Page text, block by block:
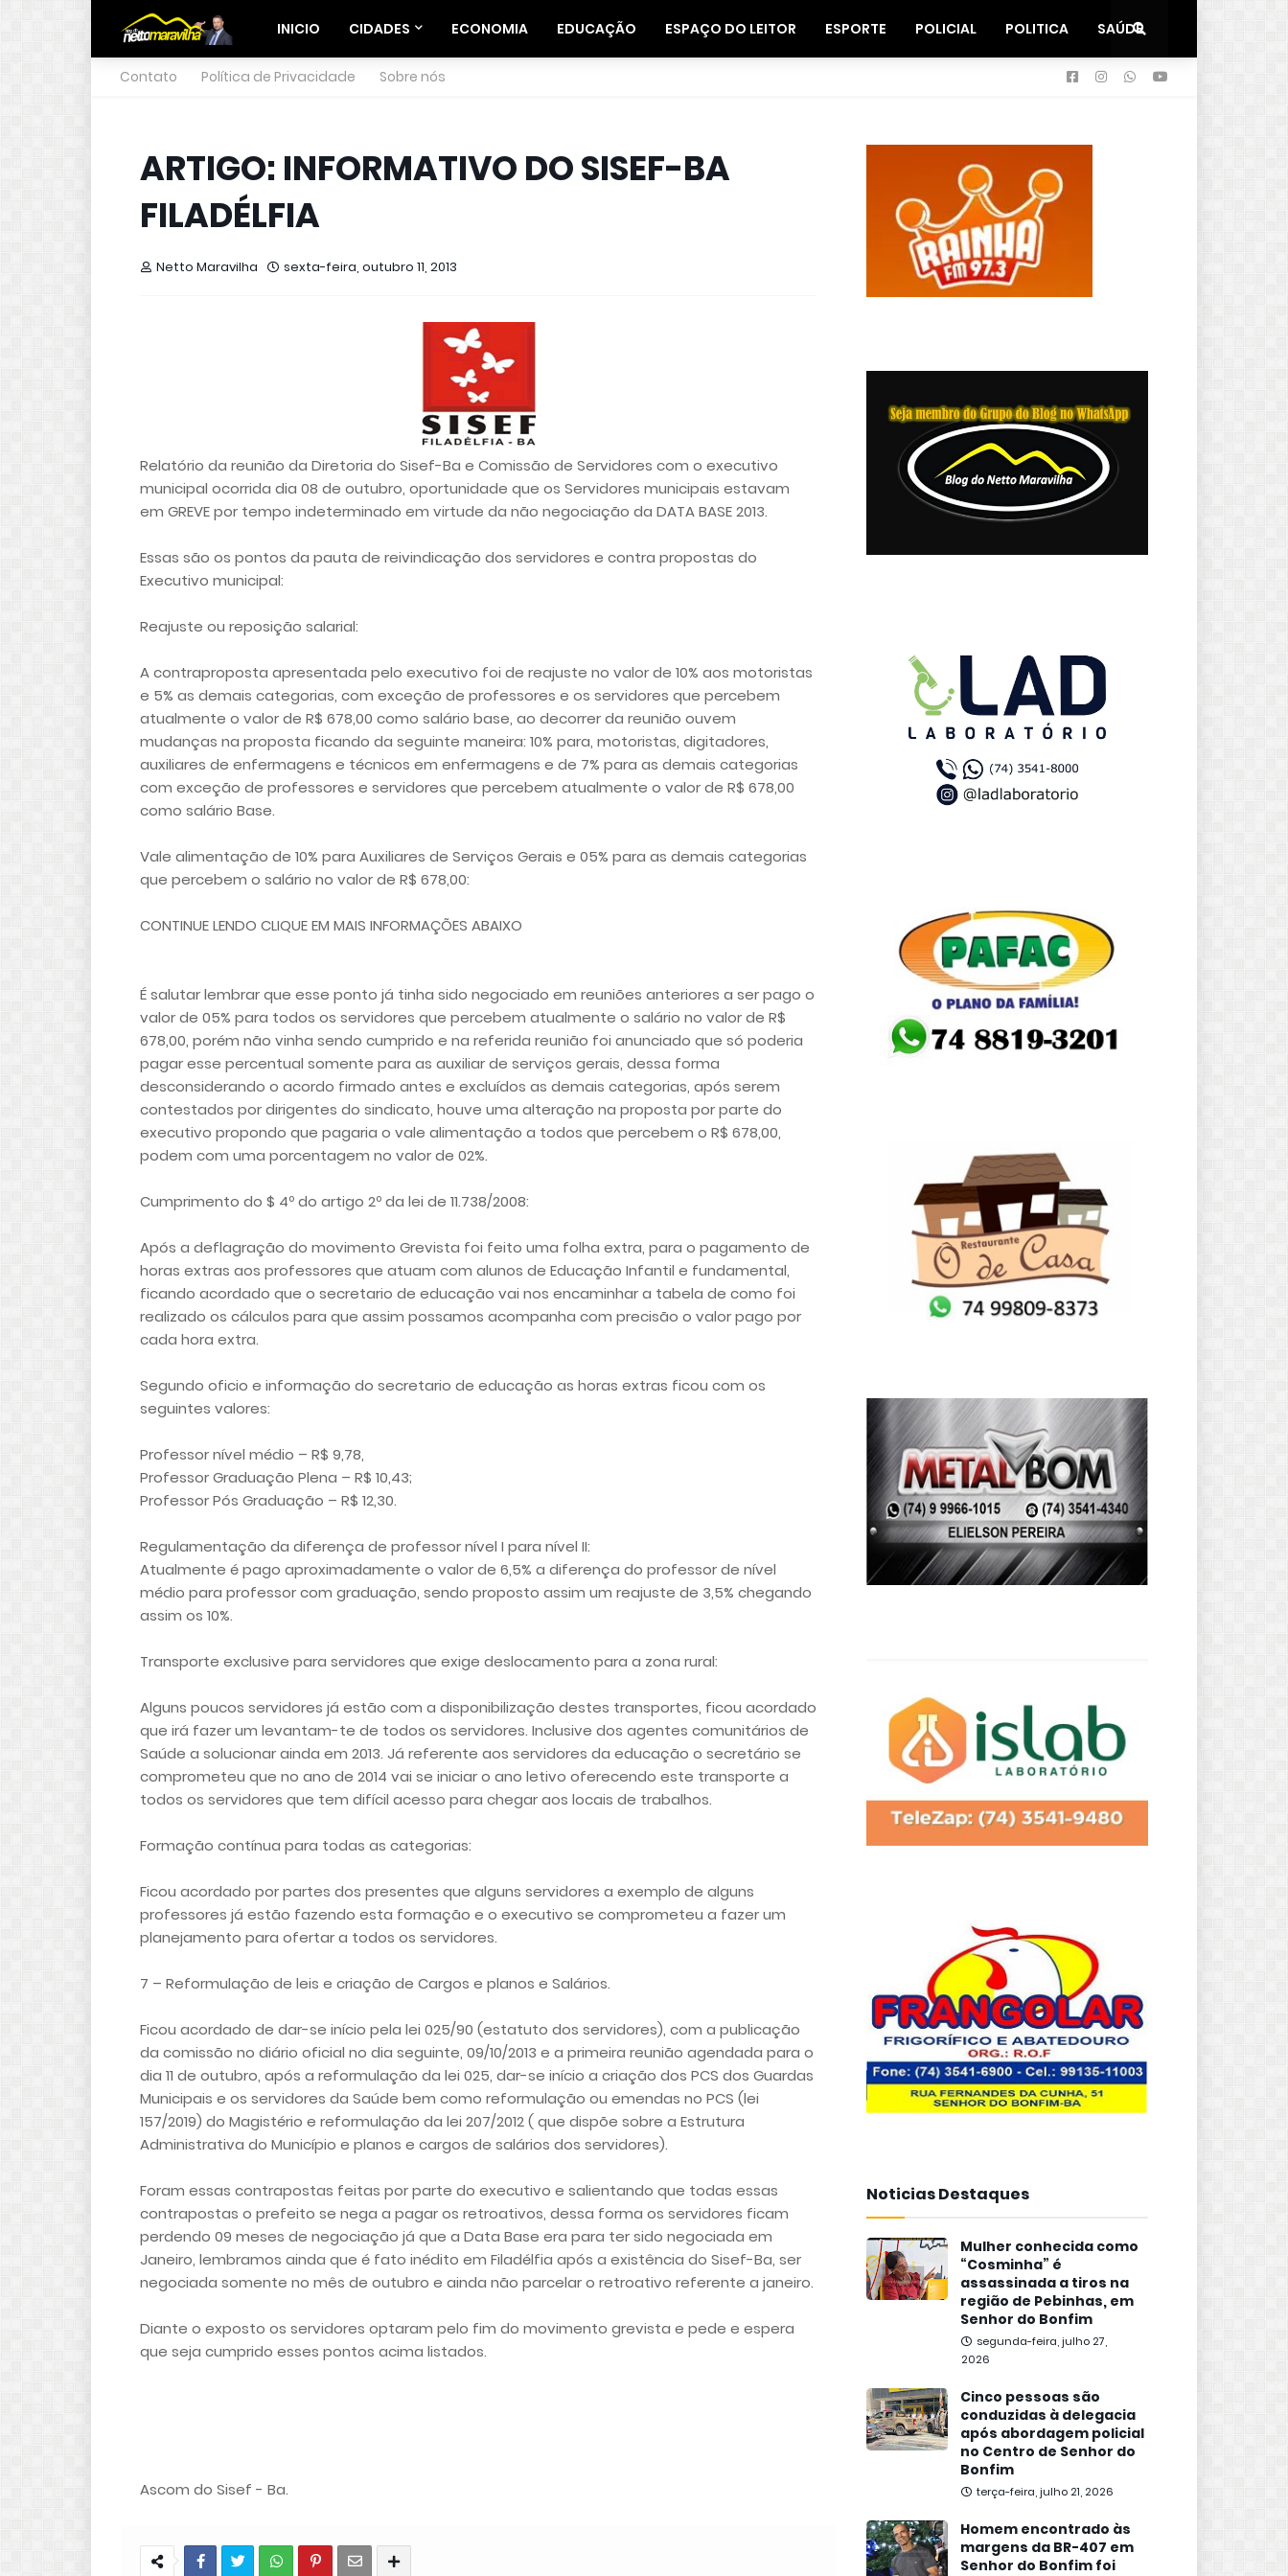
INICIO CIDADES ECONOMIA EDUCAÇÃO ESPAÇO DO LEITOR ESPORTE POLICIAL POLITICA SAÚDE
Contato Política de Privacidade Sobre nós
ARTIGO: INFORMATIVO DO SISEF-BA
FILADÉLFIA
Netto Maravilha sexta-feira, outubro 11, 2013
Relatório da reunião da Diretoria do Sisef-Ba e Comissão de Servidores com o executivo
municipal ocorrida dia 08 de outubro, oportunidade que os Servidores municipais estavam
em GREVE por tempo indeterminado em virtude da não negociação da DATA BASE 2013.
Essas são os pontos da pauta de reivindicação dos servidores e contra propostas do
Executivo municipal:
Reajuste ou reposição salarial:
A contraproposta apresentada pelo executivo foi de reajuste no valor de 10% aos motoristas
e 5% as demais categorias, com exceção de professores e os servidores que percebem
atualmente o valor de R$ 678,00 como salário base, ao decorrer da reunião ouvem
mudanças na proposta ficando da seguinte maneira: 10% para, motoristas, digitadores,
auxiliares de enfermagens e técnicos em enfermagens e de 7% para as demais categorias
com exceção de professores e servidores que percebem atualmente o valor de R$ 678,00
como salário Base.
Vale alimentação de 10% para Auxiliares de Serviços Gerais e 05% para as demais categorias
que percebem o salário no valor de R$ 678,00:
CONTINUE LENDO CLIQUE EM MAIS INFORMAÇÕES ABAIXO
É salutar lembrar que esse ponto já tinha sido negociado em reuniões anteriores a ser pago o
valor de 05% para todos os servidores que percebem atualmente o salário no valor de R$
678,00, porém não vinha sendo cumprido e na referida reunião foi anunciado que só poderia
pagar esse percentual somente para as auxiliar de serviços gerais, dessa forma
desconsiderando o acordo firmado antes e excluídos as demais categorias, após serem
contestados por dirigentes do sindicato, houve uma alteração na proposta por parte do
executivo propondo que pagaria o vale alimentação a todos que percebem o R$ 678,00,
podem com uma porcentagem no valor de 02%.
Cumprimento do $ 4º do artigo 2º da lei de 11.738/2008:
Após a deflagração do movimento Grevista foi feito uma folha extra, para o pagamento de
horas extras aos professores que atuam com alunos de Educação Infantil e fundamental,
ficando acordado que o secretario de educação vai nos encaminhar a tabela de como foi
realizado os cálculos para que assim possamos acompanha com precisão o valor pago por
cada hora extra.
Segundo oficio e informação do secretario de educação as horas extras ficou com os
seguintes valores:
Professor nível médio – R$ 9,78,
Professor Graduação Plena – R$ 10,43;
Professor Pós Graduação – R$ 12,30.
Regulamentação da diferença de professor nível I para nível II:
Atualmente é pago aproximadamente o valor de 6,5% a diferença do professor de nível
médio para professor com graduação, sendo proposto assim um reajuste de 3,5% chegando
assim os 10%.
Transporte exclusive para servidores que exige deslocamento para a zona rural:
Alguns poucos servidores já estão com a disponibilização destes transportes, ficou acordado
que irá fazer um levantam-te de todos os servidores. Inclusive dos agentes comunitários de
Saúde a solucionar ainda em 2013. Já referente aos servidores da educação o secretário se
comprometeu que no ano de 2014 vai se iniciar o ano letivo oferecendo este transporte a
todos os servidores que tem difícil acesso para chegar aos locais de trabalhos.
Formação contínua para todas as categorias:
Ficou acordado por partes dos presentes que alguns servidores a exemplo de alguns
professores já estão fazendo esta formação e o executivo se comprometeu a fazer um
planejamento para ofertar a todos os servidores.
7 – Reformulação de leis e criação de Cargos e planos e Salários.
Ficou acordado de dar-se início pela lei 025/90 (estatuto dos servidores), com a publicação
da comissão no diário oficial no dia seguinte, 09/10/2013 e a primeira reunião agendada para o
dia 11 de outubro, após a reformulação da lei 025, dar-se início a criação dos PCS dos Guardas
Municipais e os servidores da Saúde bem como reformulação ou emendas no PCS (lei
157/2019) do Magistério e reformulação da lei 207/2012 ( que dispõe sobre a Estrutura
Administrativa do Município e planos e cargos de salários dos servidores).
Foram essas contrapostas feitas por parte do executivo e salientando que todas essas
contrapostas o prefeito se nega a pagar os retroativos, dessa forma os servidores ficam
perdendo 09 meses de negociação já que a Data Base era para ter sido negociada em
Janeiro, lembramos ainda que é fato inédito em Filadélfia após a existência do Sisef-Ba, ser
negociada somente no mês de outubro e ainda não parcelar o retroativo referente a janeiro.
Diante o exposto os servidores optaram pelo fim do movimento grevista e pede e espera
que seja cumprido esses pontos acima listados.
Ascom do Sisef - Ba.
Noticias Destaques
Mulher conhecida como
“Cosminha” é
assassinada a tiros na
região de Pebinhas, em
Senhor do Bonfim
segunda-feira, julho 27,
2026
Cinco pessoas são
conduzidas à delegacia
após abordagem policial
no Centro de Senhor do
Bonfim
terça-feira, julho 21, 2026
Homem encontrado às
margens da BR-407 em
Senhor do Bonfim foi